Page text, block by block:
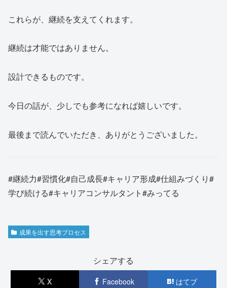
これらが、継続を支えてくれます。
継続は才能ではありません。
設計できるものです。
今日の話が、少しでも参考になれば嬉しいです。
最後まで読んでいただき、ありがとうございました。
#継続力#習慣化#自己成長#キャリア形成#仕組みづくり#
学び続ける#キャリアコンサルタント#みってる
成果を出す思考プロセス
シェアする
X Facebook はてブ